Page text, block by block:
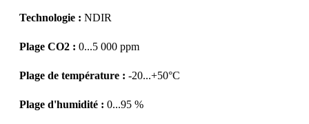
Technologie : NDIR
Plage CO2 : 0...5 000 ppm
Plage de température : -20...+50°C
Plage d'humidité : 0...95 %